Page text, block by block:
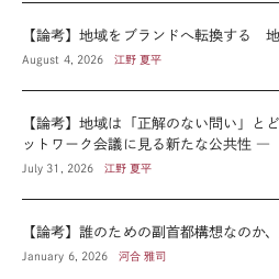
【論考】地域をブランドへ転換する
August 4, 2026 江野 夏平
【論考】地域は「正解のない問い」と
ットワーク会議に見る新たな公共性 ―
July 31, 2026 江野 夏平
【論考】誰のための副首都構想なのか
January 6, 2026 河合 雅司